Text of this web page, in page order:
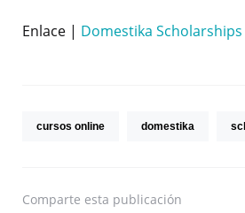
Enlace | Domestika Scholarships
cursos online domestika
Comparte esta publicación